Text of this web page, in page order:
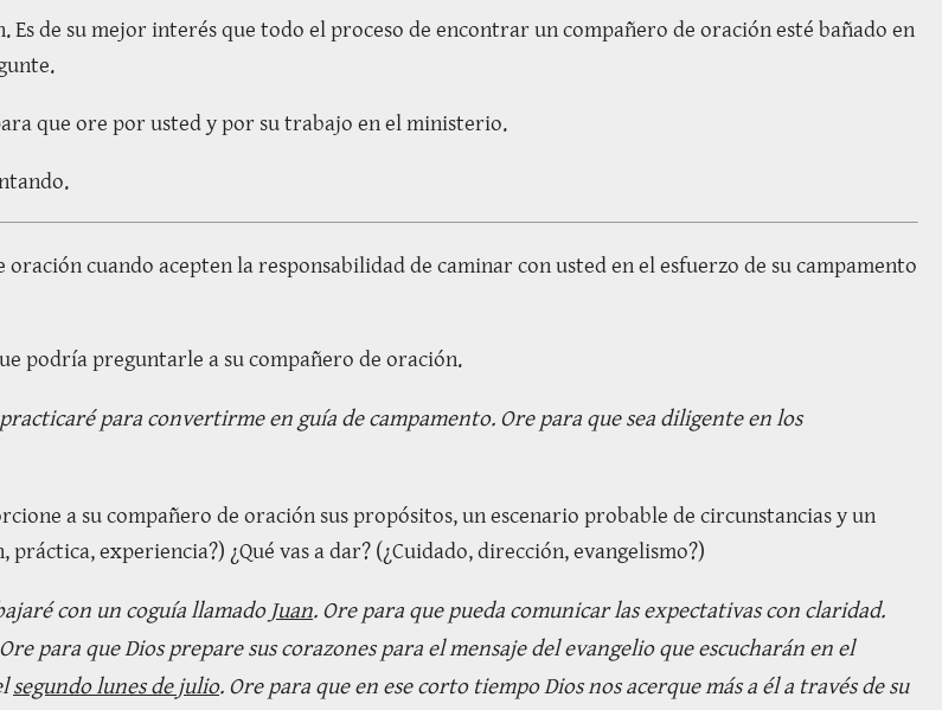
de su mejor interés que todo el proceso de encontrar un compañero de oración esté bañado en
que ore por usted y por su trabajo en el ministerio.
cuando acepten la responsabilidad de caminar con usted en el esfuerzo de su campamento
podría preguntarle a su compañero de oración.
para convertirme en guía de campamento. Ore para que sea diligente en los
a su compañero de oración sus propósitos, un escenario probable de circunstancias y un
experiencia?) ¿Qué vas a dar? (¿Cuidado, dirección, evangelismo?)
con un coguía llamado Juan. Ore para que pueda comunicar las expectativas con claridad.
para que Dios prepare sus corazones para el mensaje del evangelio que escucharán en el
segundo lunes de julio. Ore para que en ese corto tiempo Dios nos acerque más a él a través de su